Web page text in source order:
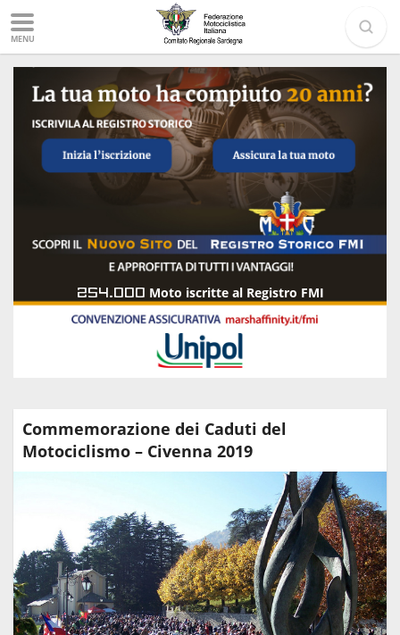
MENU
254.000 Moto iscritte al Registro FMI
Commemorazione dei Caduti del
Motociclismo – Civenna 2019